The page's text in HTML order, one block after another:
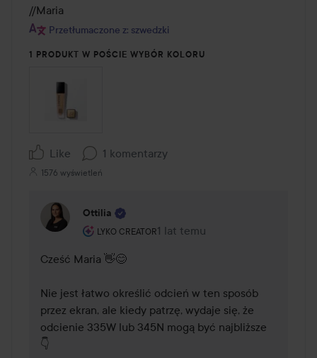
//Maria
Przetłumaczone z: szwedzki
1 PRODUKT W POŚCIE WYBÓR KOLORU
Like 1 komentarzy
1576 wyświetleń
Ottilia
LYKO CREATOR
Rola użytkownika: Lyko Creator.
1 lat temu
Komentarz został dodany 1 lat
Cześć Maria 👋😊
Nie jest łatwo określić odcień w ten sposób
przez ekran, ale kiedy patrzę, wydaje się, że
odcienie 335W lub 345N mogą być najbliższe
👇